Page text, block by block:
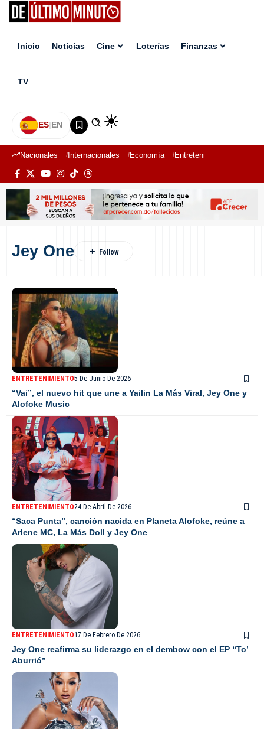
Inicio Noticias Cine Loterías Finanzas
TV
ES|EN
Nacionales Internacionales Economía Entretenimiento
Jey One
ENTRETENIMIENTO5 De Junio De 2026
“Vai”, el nuevo hit que une a Yailin La Más Viral, Jey One y
Alofoke Music
ENTRETENIMIENTO24 De Abril De 2026
“Saca Punta”, canción nacida en Planeta Alofoke, reúne a
Arlene MC, La Más Doll y Jey One
ENTRETENIMIENTO17 De Febrero De 2026
Jey One reafirma su liderazgo en el dembow con el EP “To’
Aburrió”